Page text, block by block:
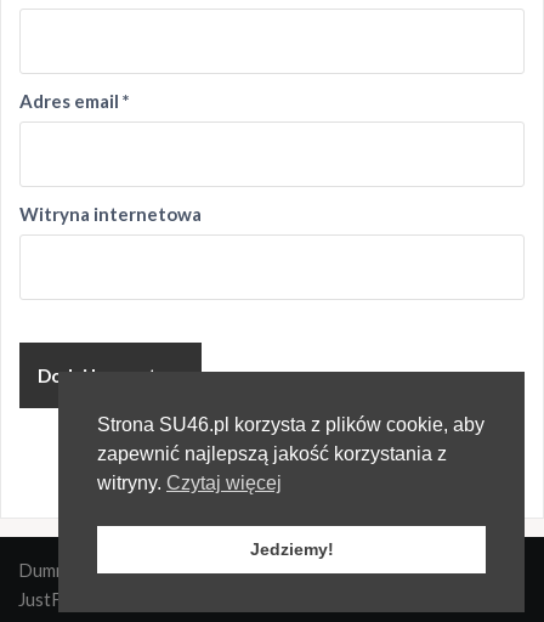
Adres email *
Witryna internetowa
Dumnie wspierane przez WordPressa|Szablon:Oriaby
JustFreeThemes.
Strona SU46.pl korzysta z plików cookie, aby
zapewnić najlepszą jakość korzystania z
witryny. Czytaj więcej
Jedziemy!